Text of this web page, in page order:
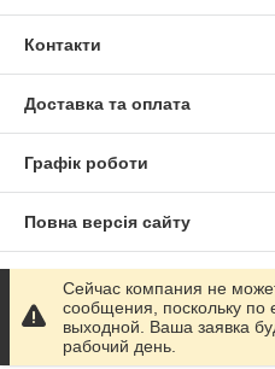
Контакти
Доставка та оплата
Графік роботи
Повна версія сайту
Сайт створено на
Політика конфіденційності
Сейчас компания не
сообщения, поскольку по
выходной. Ваша заявка
рабочий день.